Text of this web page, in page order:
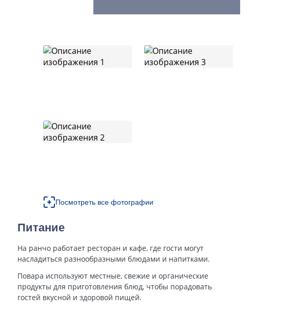
Посмотреть все фотографии
Питание
На ранчо работает ресторан и кафе, где гости могут
насладиться разнообразными блюдами и напитками.
Повара используют местные, свежие и органические
продукты для приготовления блюд, чтобы порадовать
гостей вкусной и здоровой пищей.